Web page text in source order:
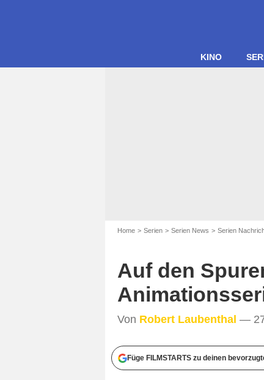
KINO
Home Serien Serien News Serien
Auf den
Von Robert Laubenthal —
Füge FILMSTARTS zu deinen